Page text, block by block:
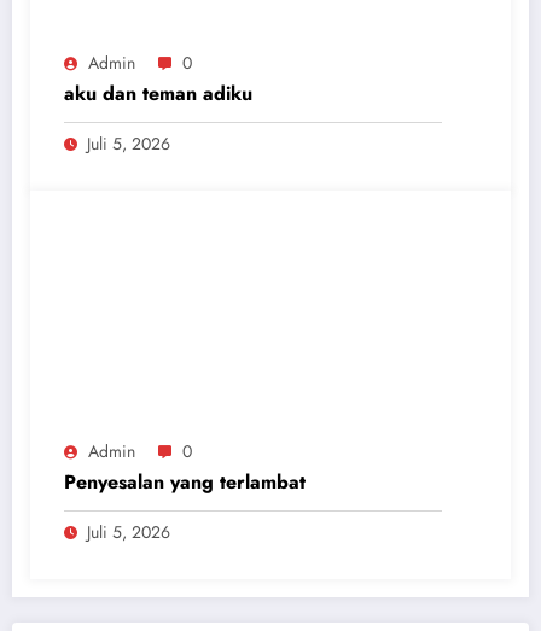
Admin 0
aku dan teman adiku
Juli 5, 2026
Admin 0
Penyesalan yang terlambat
Juli 5, 2026